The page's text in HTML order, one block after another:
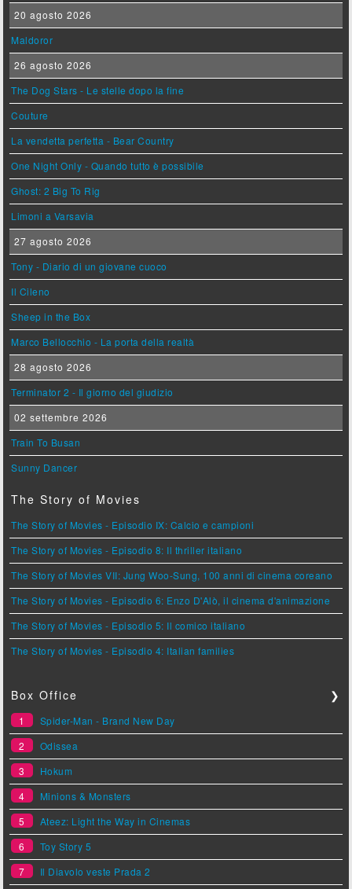
20 agosto 2026
Maldoror
26 agosto 2026
The Dog Stars - Le stelle dopo la fine
Couture
La vendetta perfetta - Bear Country
One Night Only - Quando tutto è possibile
Ghost: 2 Big To Rig
Limoni a Varsavia
27 agosto 2026
Tony - Diario di un giovane cuoco
Il Cileno
Sheep in the Box
Marco Bellocchio - La porta della realtà
28 agosto 2026
Terminator 2 - Il giorno del giudizio
02 settembre 2026
Train To Busan
Sunny Dancer
The Story of Movies
The Story of Movies - Episodio IX: Calcio e campioni
The Story of Movies - Episodio 8: Il thriller italiano
The Story of Movies VII: Jung Woo-Sung, 100 anni di cinema coreano
The Story of Movies - Episodio 6: Enzo D'Alò, il cinema d'animazione
The Story of Movies - Episodio 5: Il comico italiano
The Story of Movies - Episodio 4: Italian families
Box Office ❯
1
Spider-Man - Brand New Day
2
Odissea
3
Hokum
4
Minions & Monsters
5
Ateez: Light the Way in Cinemas
6
Toy Story 5
7
Il Diavolo veste Prada 2